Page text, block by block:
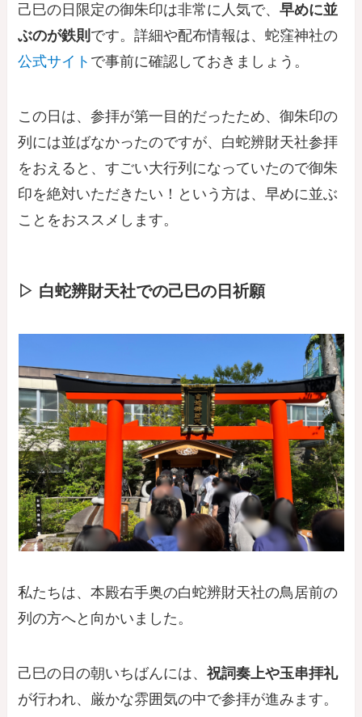
己巳の日限定の御朱印は非常に人気で、早めに並
ぶのが鉄則 です。詳細や配布情報は、蛇窪神社の
公式サイト で事前に確認しておきましょう。
この日は、参拝が第一目的だったため、御朱印の
列には並ばなかったのですが、白蛇辨財天社参拝
をおえると、すごい大行列になっていたので御朱
印を絶対いただきたい！という方は、早めに並ぶ
ことをおススメします。
▷ 白蛇辨財天社での己巳の日祈願
私たちは、本殿右手奥の白蛇辨財天社の鳥居前の
列の方へと向かいました。
己巳の日の朝いちばんには、祝詞奏上や玉串拝礼
が行われ、厳かな雰囲気の中で参拝が進みます。